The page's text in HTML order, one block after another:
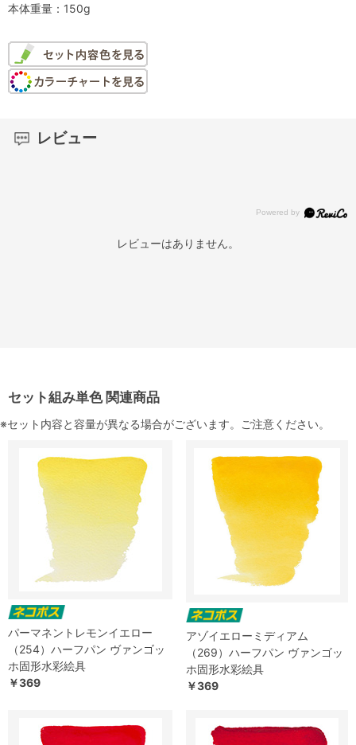
本体重量：150g
レビュー
レビューはありません。
セット組み単色 関連商品
※セット内容と容量が異なる場合がございます。ご注意ください。
パーマネントレモンイエロー
（254）ハーフパン ヴァンゴッ
ホ固形水彩絵具
￥369
アゾイエローミディアム
（269）ハーフパン ヴァンゴッ
ホ固形水彩絵具
￥369